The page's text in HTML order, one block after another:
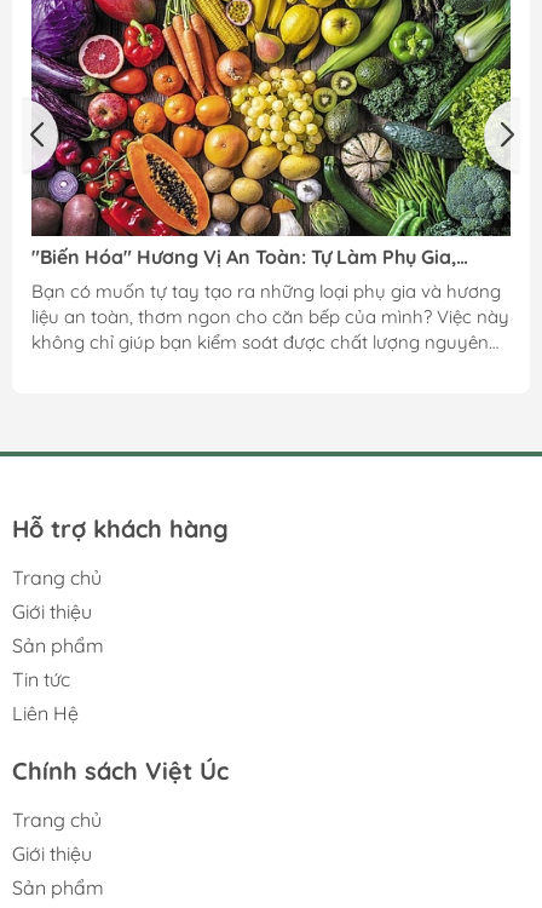
"Biến Hóa" Hương Vị An Toàn: Tự Làm Phụ Gia,
Hương Liệu Từ Nguyên Liệu Thiên Nhiên Tại Nhà
Bạn có muốn tự tay tạo ra những loại phụ gia và hương
liệu an toàn, thơm ngon cho căn bếp của mình? Việc này
không chỉ giúp bạn kiểm soát được chất lượng nguyên
Hỗ trợ khách hàng
Trang chủ
Giới thiệu
Sản phẩm
Tin tức
Liên Hệ
Chính sách Việt Úc
Trang chủ
Giới thiệu
Sản phẩm